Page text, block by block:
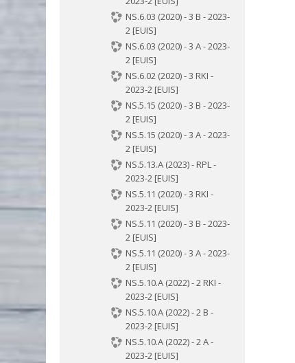
NS.6.03 (2020) - 3 B - 2023-
2 [EUIS]
NS.6.03 (2020) - 3 A - 2023-
2 [EUIS]
NS.6.02 (2020) - 3 RKI -
2023-2 [EUIS]
NS.5.15 (2020) - 3 B - 2023-
2 [EUIS]
NS.5.15 (2020) - 3 A - 2023-
2 [EUIS]
NS.5.13.A (2023) - RPL -
2023-2 [EUIS]
NS.5.11 (2020) - 3 RKI -
2023-2 [EUIS]
NS.5.11 (2020) - 3 B - 2023-
2 [EUIS]
NS.5.11 (2020) - 3 A - 2023-
2 [EUIS]
NS.5.10.A (2022) - 2 RKI -
2023-2 [EUIS]
NS.5.10.A (2022) - 2 B -
2023-2 [EUIS]
NS.5.10.A (2022) - 2 A -
2023-2 [EUIS]